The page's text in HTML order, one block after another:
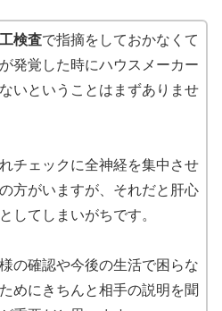
検査で指摘をしておかなくて
発覚した時にハウスメーカー
いということはまずありませ
チェックに全神経を集中させ
方がいますが、それだと肝心
してしまいがちです。
の確認や今後の生活で困らな
めにきちんと相手の説明を聞